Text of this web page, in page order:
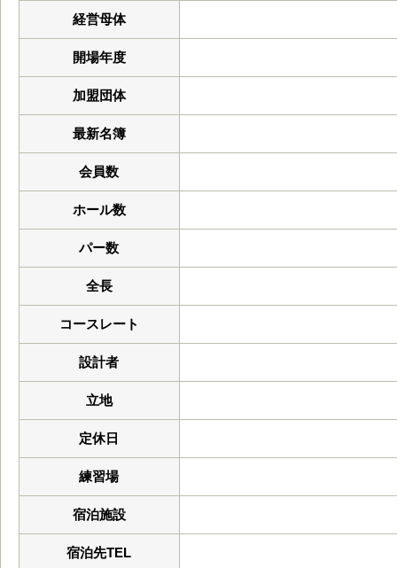
経営母体
開場年度
加盟団体
最新名簿
会員数
ホール数
パー数
全長
コースレート
設計者
立地
定休日
練習場
宿泊施設
宿泊先TEL